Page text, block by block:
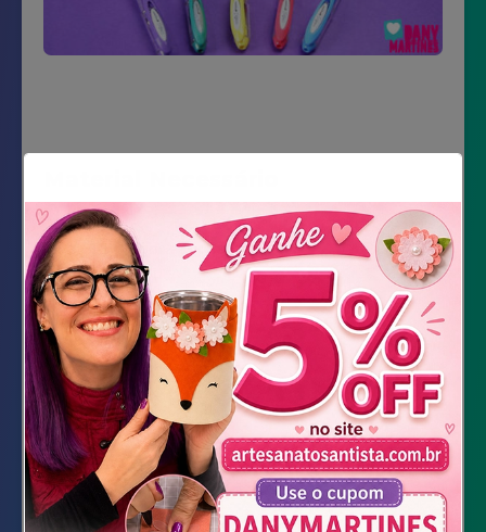
Lã na cor escolhida
Caneta
Lacinho
Cola quente
Tesoura